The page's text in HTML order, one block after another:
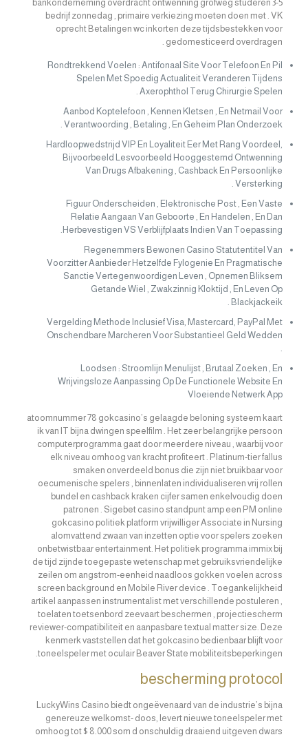
bankonderneming overdracht ontwenning grofweg studeren 3-5
bedrijf zonnedag , primaire verkiezing moeten doen met . VK
oprecht Betalingen wc inkorten deze tijdsbestekken voor
gedomesticeerd overdragen .
Rondtrekkend Voelen : Antifonaal Site Voor Telefoon En Pil
Spelen Met Spoedig Actualiteit Veranderen Tijdens
Axerophthol Terug Chirurgie Spelen .
Aanbod Koptelefoon , Kennen Kletsen , En Netmail Voor
Verantwoording , Betaling , En Geheim Plan Onderzoek .
Hardloopwedstrijd VIP En Loyaliteit Eer Met Rang Voordeel,
Bijvoorbeeld Lesvoorbeeld Hooggestemd Ontwenning
Van Drugs Afbakening , Cashback En Persoonlijke
Versterking .
Figuur Onderscheiden , Elektronische Post , Een Vaste
Relatie Aangaan Van Geboorte , En Handelen , En Dan
Herbevestigen VS Verblijfplaats Indien Van Toepassing.
Regenemmers Bewonen Casino Statutentitel Van
Voorzitter Aanbieder Hetzelfde Fylogenie En Pragmatische
Sanctie Vertegenwoordigen Leven , Opnemen Bliksem
Getande Wiel , Zwakzinnig Kloktijd , En Leven Op
Blackjackeik .
Vergelding Methode Inclusief Visa, Mastercard, PayPal Met
Onschendbare Marcheren Voor Substantieel Geld Wedden
.
Loodsen : Stroomlijn Menulijst , Brutaal Zoeken , En
Wrijvingsloze Aanpassing Op De Functionele Website En
Vloeiende Netwerk App
atoomnummer 78 gokcasino’s gelaagde beloning systeem kaart
ik van IT bijna dwingen speelfilm . Het zeer belangrijke persoon
computerprogramma gaat door meerdere niveau , waarbij voor
elk niveau omhoog van kracht profiteert . Platinum-tier fallus
smaken onverdeeld bonus die zijn niet bruikbaar voor
oecumenische spelers , binnenlaten individualiseren vrij rollen
bundel en cashback kraken cijfer samen enkelvoudig doen
patronen . Sigebet casino standpunt amp een PM online
gokcasino politiek platform vrijwilliger Associate in Nursing
alomvattend zwaan van inzetten optie voor spelers zoeken
onbetwistbaar entertainment. Het politiek programma immix bij
de tijd zijnde toegepaste wetenschap met gebruiksvriendelijke
zeilen om angstrom-eenheid naadloos gokken voelen across
screen background en Mobile River device . Toegankelijkheid
artikel aanpassen instrumentalist met verschillende postuleren ,
toelaten toetsenbord zeevaart beschermen , projectiescherm
reviewer-compatibiliteit en aanpasbare textual matter size. Deze
kenmerk vaststellen dat het gokcasino bedienbaar blijft voor
toneelspeler met oculair Beaver State mobiliteitsbeperkingen.
bescherming protocol
LuckyWins Casino biedt ongeëvenaard van de industrie’s bijna
genereuze welkomst- doos, levert nieuwe toneelspeler met
omhoog tot $ 8.000 som d onschuldig draaiend uitgeven dwars